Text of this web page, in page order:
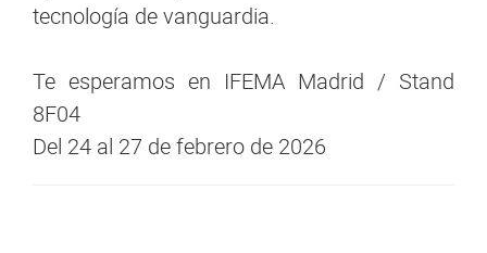
tecnología de vanguardia.
Te esperamos en IFEMA Madrid / Stand
8F04
Del 24 al 27 de febrero de 2026